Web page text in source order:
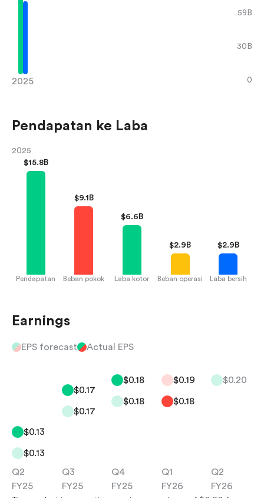
2025
59B
30B
0
Pendapatan ke Laba
2025
$15.8B
Pendapatan
$9.1B
Beban pokok
$6.6B
Laba kotor
$2.9B
Beban operasi
$2.9B
Laba bersih
Earnings
EPS forecast Actual EPS
$0.13
$0.13
Q2
FY25
$0.17
$0.17
Q3
FY25
$0.18
$0.18
Q4
FY25
$0.18
$0.19
Q1
FY26
$0.20
Q2
FY26